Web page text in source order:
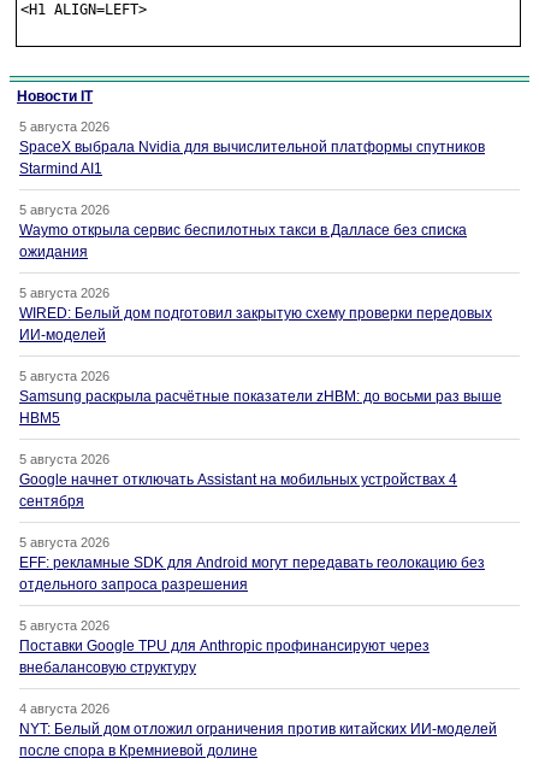
<H1 ALIGN=LEFT>
Новости IT
5 августа 2026
SpaceX выбрала Nvidia для вычислительной платформы спутников
Starmind AI1
5 августа 2026
Waymo открыла сервис беспилотных такси в Далласе без списка
ожидания
5 августа 2026
WIRED: Белый дом подготовил закрытую схему проверки передовых
ИИ-моделей
5 августа 2026
Samsung раскрыла расчётные показатели zHBM: до восьми раз выше
HBM5
5 августа 2026
Google начнет отключать Assistant на мобильных устройствах 4
сентября
5 августа 2026
EFF: рекламные SDK для Android могут передавать геолокацию без
отдельного запроса разрешения
5 августа 2026
Поставки Google TPU для Anthropic профинансируют через
внебалансовую структуру
4 августа 2026
NYT: Белый дом отложил ограничения против китайских ИИ-моделей
после спора в Кремниевой долине